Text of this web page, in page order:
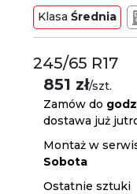
KlasaŚrednia
245/65 R17
851 zł/szt.
Zamów do
dostawa już
Montaż w
Sobota
Ostatnie sztuki